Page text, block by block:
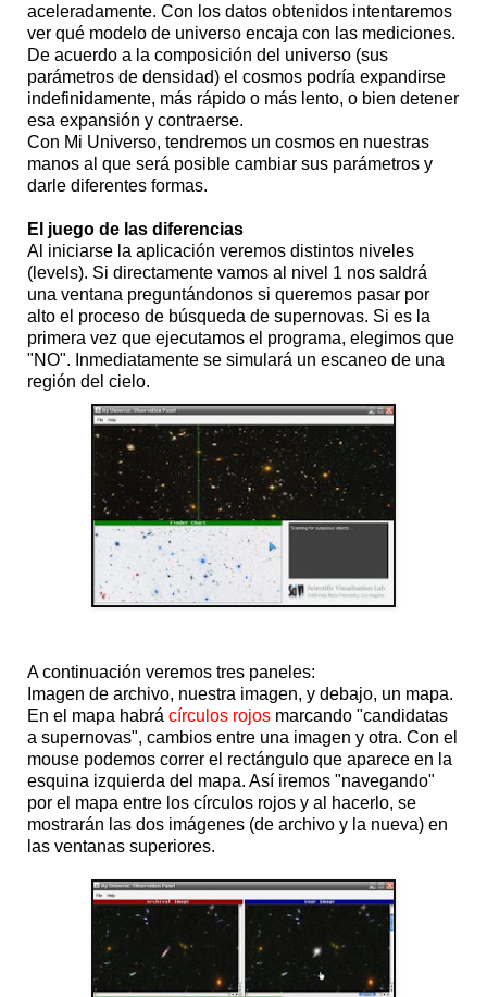
aceleradamente. Con los datos obtenidos intentaremos
ver qué modelo de universo encaja con las mediciones.
De acuerdo a la composición del universo (sus
parámetros de densidad) el cosmos podría expandirse
indefinidamente, más rápido o más lento, o bien detener
esa expansión y contraerse.
Con Mi Universo, tendremos un cosmos en nuestras
manos al que será posible cambiar sus parámetros y
darle diferentes formas.
El juego de las diferencias
Al iniciarse la aplicación veremos distintos niveles
(levels). Si directamente vamos al nivel 1 nos saldrá
una ventana preguntándonos si queremos pasar por
alto el proceso de búsqueda de supernovas. Si es la
primera vez que ejecutamos el programa, elegimos que
"NO". Inmediatamente se simulará un escaneo de una
región del cielo.
A continuación veremos tres paneles:
Imagen de archivo, nuestra imagen, y debajo, un mapa.
En el mapa habrá círculos rojos marcando "candidatas
a supernovas", cambios entre una imagen y otra. Con el
mouse podemos correr el rectángulo que aparece en la
esquina izquierda del mapa. Así iremos "navegando"
por el mapa entre los círculos rojos y al hacerlo, se
mostrarán las dos imágenes (de archivo y la nueva) en
las ventanas superiores.